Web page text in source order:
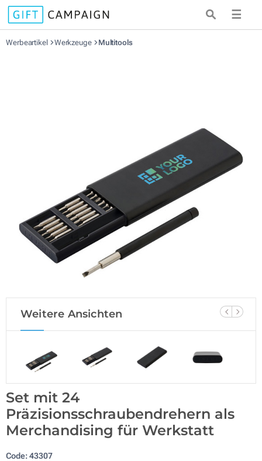
☰
Werbeartikel Werkzeuge Multitools
Weitere Ansichten
Set mit 24
Präzisionsschraubendrehern als
Merchandising für Werkstatt
Code:43307